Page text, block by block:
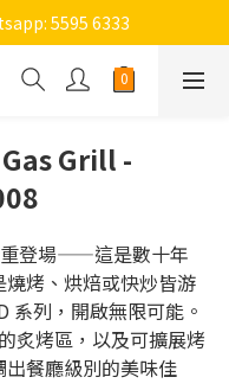
5595 6333
Grill -
重登場——這是數十年
烤、烘焙或快炒皆游
系列，開啟無限可能。
炙烤區，以及可擴展烤
餐廳級別的美味佳